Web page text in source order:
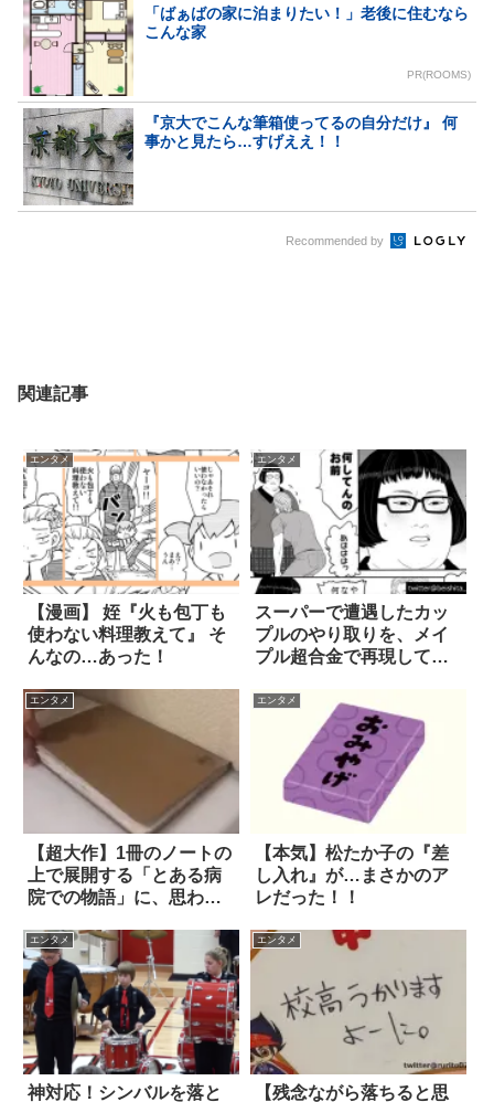
「ばぁばの家に泊まりたい！」老後に住むなら
こんな家
PR(ROOMS)
『京大でこんな筆箱使ってるの自分だけ』 何
事かと見たら…すげええ！！
Recommended by
関連記事
エンタメ
【漫画】 姪『火も包丁も
使わない料理教えて』 そ
んなの…あった！
エンタメ
スーパーで遭遇したカッ
プルのやり取りを、メイ
プル超合金で再現してみ
エンタメ
【超大作】1冊のノートの
上で展開する「とある病
院での物語」に、思わず
エンタメ
【本気】松たか子の『差
し入れ』が…まさかのア
レだった！！
エンタメ
神対応！シンバルを落と
エンタメ
【残念ながら落ちると思